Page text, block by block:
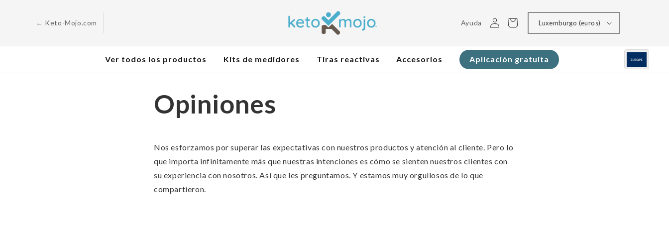
← Keto-Mojo.com AyudaConectarse
Carrito Luxemburgo (euros)
Ver todos los productos Kits de medidores Tiras reactivas Accesorios Aplicación gratuita
Opiniones
Nos esforzamos por superar las expectativas con nuestros productos y atención al cliente. Pero lo
que importa infinitamente más que nuestras intenciones es cómo se sienten nuestros clientes con
su experiencia con nosotros. Así que les preguntamos. Y estamos muy orgullosos de lo que
compartieron.